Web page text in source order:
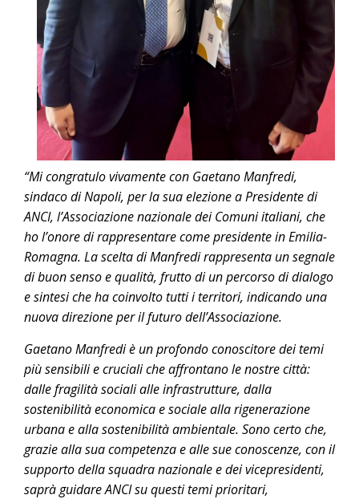
“Mi congratulo vivamente con Gaetano Manfredi,
sindaco di Napoli, per la sua elezione a Presidente di
ANCI, l’Associazione nazionale dei Comuni italiani, che
ho l’onore di rappresentare come presidente in Emilia-
Romagna. La scelta di Manfredi rappresenta un segnale
di buon senso e qualità, frutto di un percorso di dialogo
e sintesi che ha coinvolto tutti i territori, indicando una
nuova direzione per il futuro dell’Associazione.
Gaetano Manfredi è un profondo conoscitore dei temi
più sensibili e cruciali che affrontano le nostre città:
dalle fragilità sociali alle infrastrutture, dalla
sostenibilità economica e sociale alla rigenerazione
urbana e alla sostenibilità ambientale. Sono certo che,
grazie alla sua competenza e alle sue conoscenze, con il
supporto della squadra nazionale e dei vicepresidenti,
saprà guidare ANCI su questi temi prioritari,